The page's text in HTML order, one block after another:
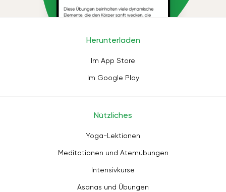
Herunterladen
Im App Store
Im Google Play
Nützliches
Yoga-Lektionen
Meditationen und Atemübungen
Intensivkurse
Asanas und Übungen